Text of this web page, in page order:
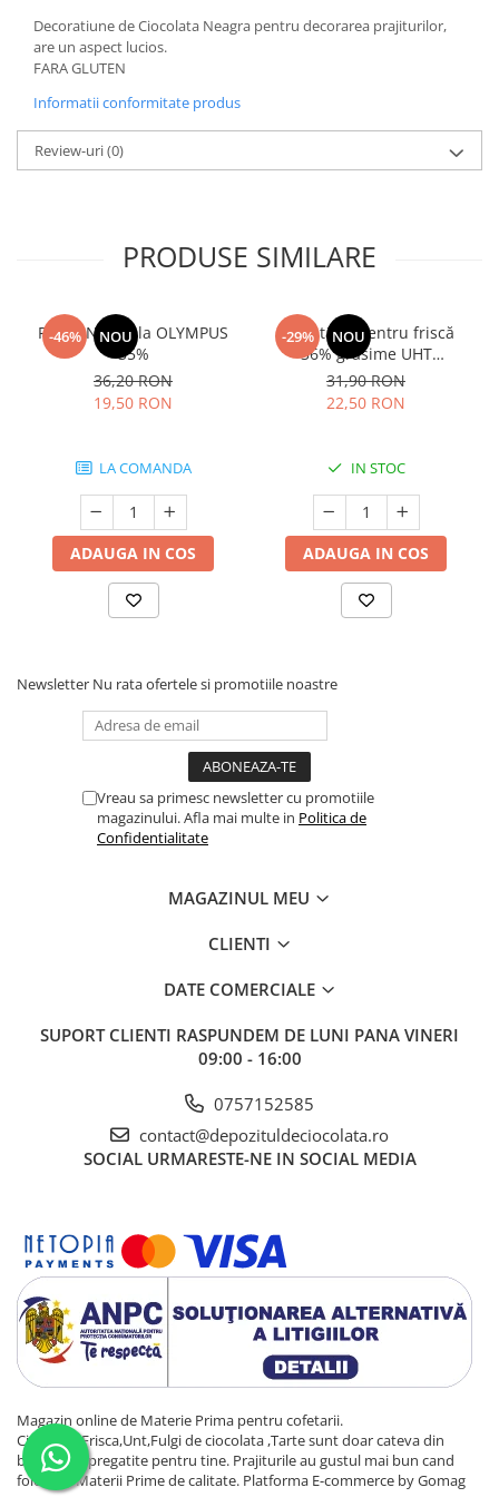
Decoratiune de Ciocolata Neagra pentru decorarea prajiturilor,
are un aspect lucios.
FARA GLUTEN
Informatii conformitate produs
Review-uri(0)
PRODUSE SIMILARE
-46% NOU
Frisca Naturala OLYMPUS
35%
36,20 RON
19,50 RON
LA COMANDA
ADAUGA IN COS
-29% NOU
Smântână pentru friscă
36% grăsime UHT
MLEKOVITA
31,90 RON
22,50 RON
IN STOC
ADAUGA IN COS
Newsletter Nu rata ofertele si promotiile noastre
Vreau sa primesc newsletter cu promotiile
magazinului. Afla mai multe in Politica de
Confidentialitate
MAGAZINUL MEU
CLIENTI
DATE COMERCIALE
SUPORT CLIENTI RASPUNDEM DE LUNI PANA VINERI
09:00 - 16:00
0757152585
contact@depozituldeciocolata.ro
SOCIAL URMARESTE-NE IN SOCIAL MEDIA
Magazin online de Materie Prima pentru cofetarii.
Ciocolata,Frisca,Unt,Fulgi de ciocolata ,Tarte sunt doar cateva din
bunatatile pregatite pentru tine. Prajiturile au gustul mai bun cand
folosesti Materii Prime de calitate. Platforma E-commerce by Gomag